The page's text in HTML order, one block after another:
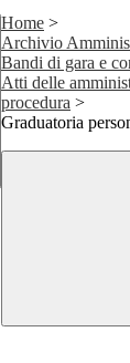
Home >
Archivio
Bandi di gara e
Atti delle
procedura >
Graduatoria